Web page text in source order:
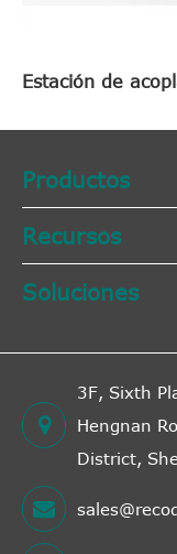
Estación de
Productos
Recursos
Soluciones
3F, Sixth
Hengnan
District,